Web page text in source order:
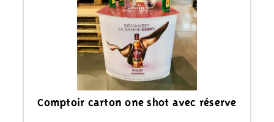
Comptoir carton one shot avec réserve